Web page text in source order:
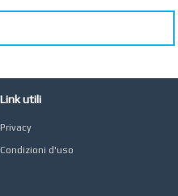
Antonella Micci,
Roma
Link utili
Privacy
Condizioni d'uso